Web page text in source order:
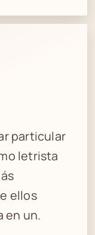
particular
letrista
ellos
en un.